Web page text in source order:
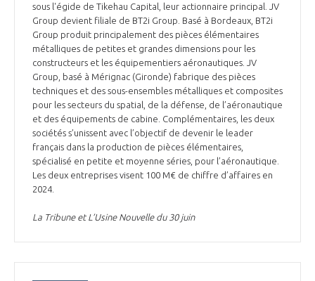
EMPLOI & FORMATION
ENVIRONNEMENT
INNOVATION
INTERNATIONALISATION
DOCUMENTS & BROCHURES
RAPPORTS D'ACTIVITÉS
sous l'égide de Tikehau Capital, leur actionnaire principal. JV
Group devient filiale de BT2i Group. Basé à Bordeaux, BT2i
Group produit principalement des pièces élémentaires
métalliques de petites et grandes dimensions pour les
constructeurs et les équipementiers aéronautiques. JV
Group, basé à Mérignac (Gironde) fabrique des pièces
techniques et des sous-ensembles métalliques et composites
pour les secteurs du spatial, de la défense, de l’aéronautique
et des équipements de cabine. Complémentaires, les deux
sociétés s’unissent avec l’objectif de devenir le leader
français dans la production de pièces élémentaires,
spécialisé en petite et moyenne séries, pour l’aéronautique.
Les deux entreprises visent 100 M€ de chiffre d’affaires en
2024.
La Tribune et L’Usine Nouvelle du 30 juin